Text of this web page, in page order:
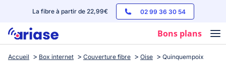
La fibre à partir de 22,99€ 02 99 36 30 54
Bons plans
Box internet
Accueil Box internet Couverture fibre Oise Quinquempoix